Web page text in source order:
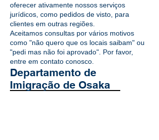
oferecer ativamente nossos serviços
jurídicos, como pedidos de visto, para
clientes em outras regiões.
Aceitamos consultas por vários motivos
como "não quero que os locais saibam" ou
"pedi mas não foi aprovado". Por favor,
entre em contato conosco.
Departamento de
Imigração de Osaka